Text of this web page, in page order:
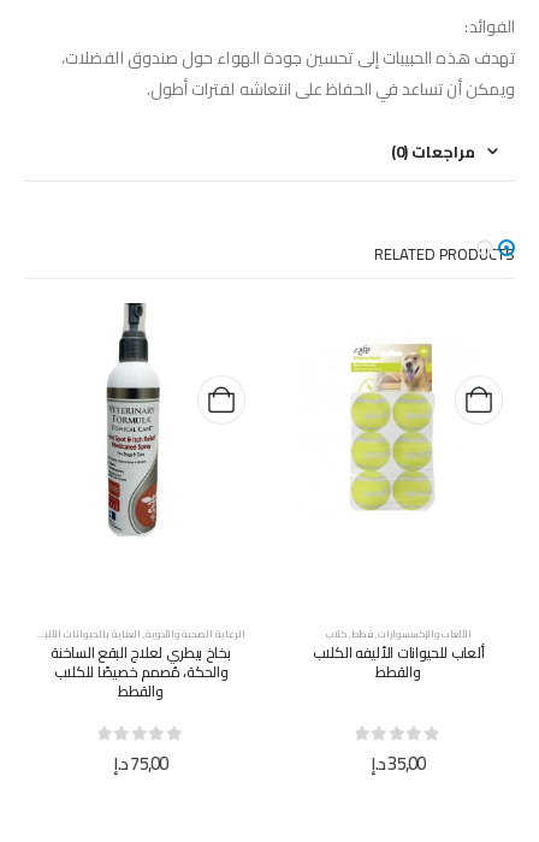
الفوائد:
تهدف هذه الحبيبات إلى تحسين جودة الهواء حول صندوق الفضلات،
ويمكن أن تساعد في الحفاظ على انتعاشه لفترات أطول.
مراجعات (0)
RELATED PRODUCTS
الألعاب والإكسسوارات,قطط,كلاب
ألعاب للحيوانات الأليفه الكلاب
والقطط
out of 5
35,00د.إ
الرعاية الصحية والأدوية,العناية بالحيوانات الأليفة
بخاخ بيطري لعلاج البقع الساخنة
والحكة، مُصمم خصيصًا للكلاب
والقطط
out of 5
75,00د.إ